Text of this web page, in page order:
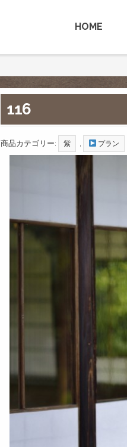
HOME
116
商品カテゴリー: 紫 , プラン